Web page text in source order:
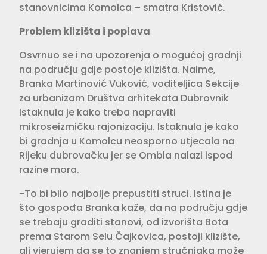
stanovnicima Komolca – smatra Kristović.
Problem klizišta i poplava
Osvrnuo se i na upozorenja o mogućoj gradnji
na području gdje postoje klizišta. Naime,
Branka Martinović Vuković, voditeljica Sekcije
za urbanizam Društva arhitekata Dubrovnik
istaknula je kako treba napraviti
mikroseizmičku rajonizaciju. Istaknula je kako
bi gradnja u Komolcu neosporno utjecala na
Rijeku dubrovačku jer se Ombla nalazi ispod
razine mora.
-To bi bilo najbolje prepustiti struci. Istina je
što gospođa Branka kaže, da na području gdje
se trebaju graditi stanovi, od izvorišta Bota
prema Starom Selu Čajkovica, postoji klizište,
ali vjerujem da se to znanjem stručnjaka može